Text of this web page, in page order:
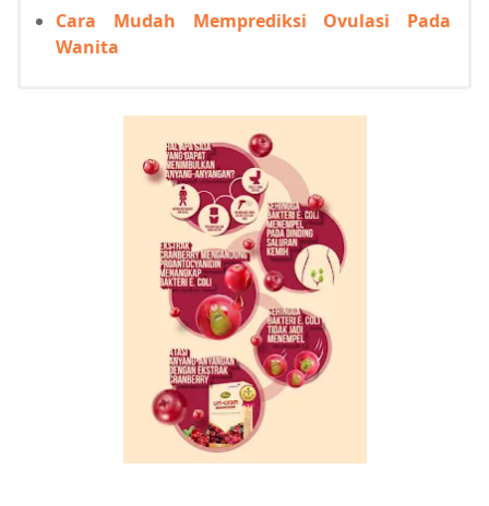
Cara Mudah Memprediksi Ovulasi Pada
Wanita